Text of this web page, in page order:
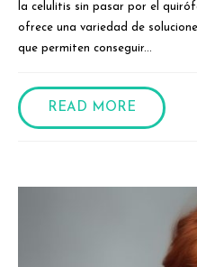
la celulitis sin pasar por el
ofrece una variedad de
que permiten conseguir...
READ MORE